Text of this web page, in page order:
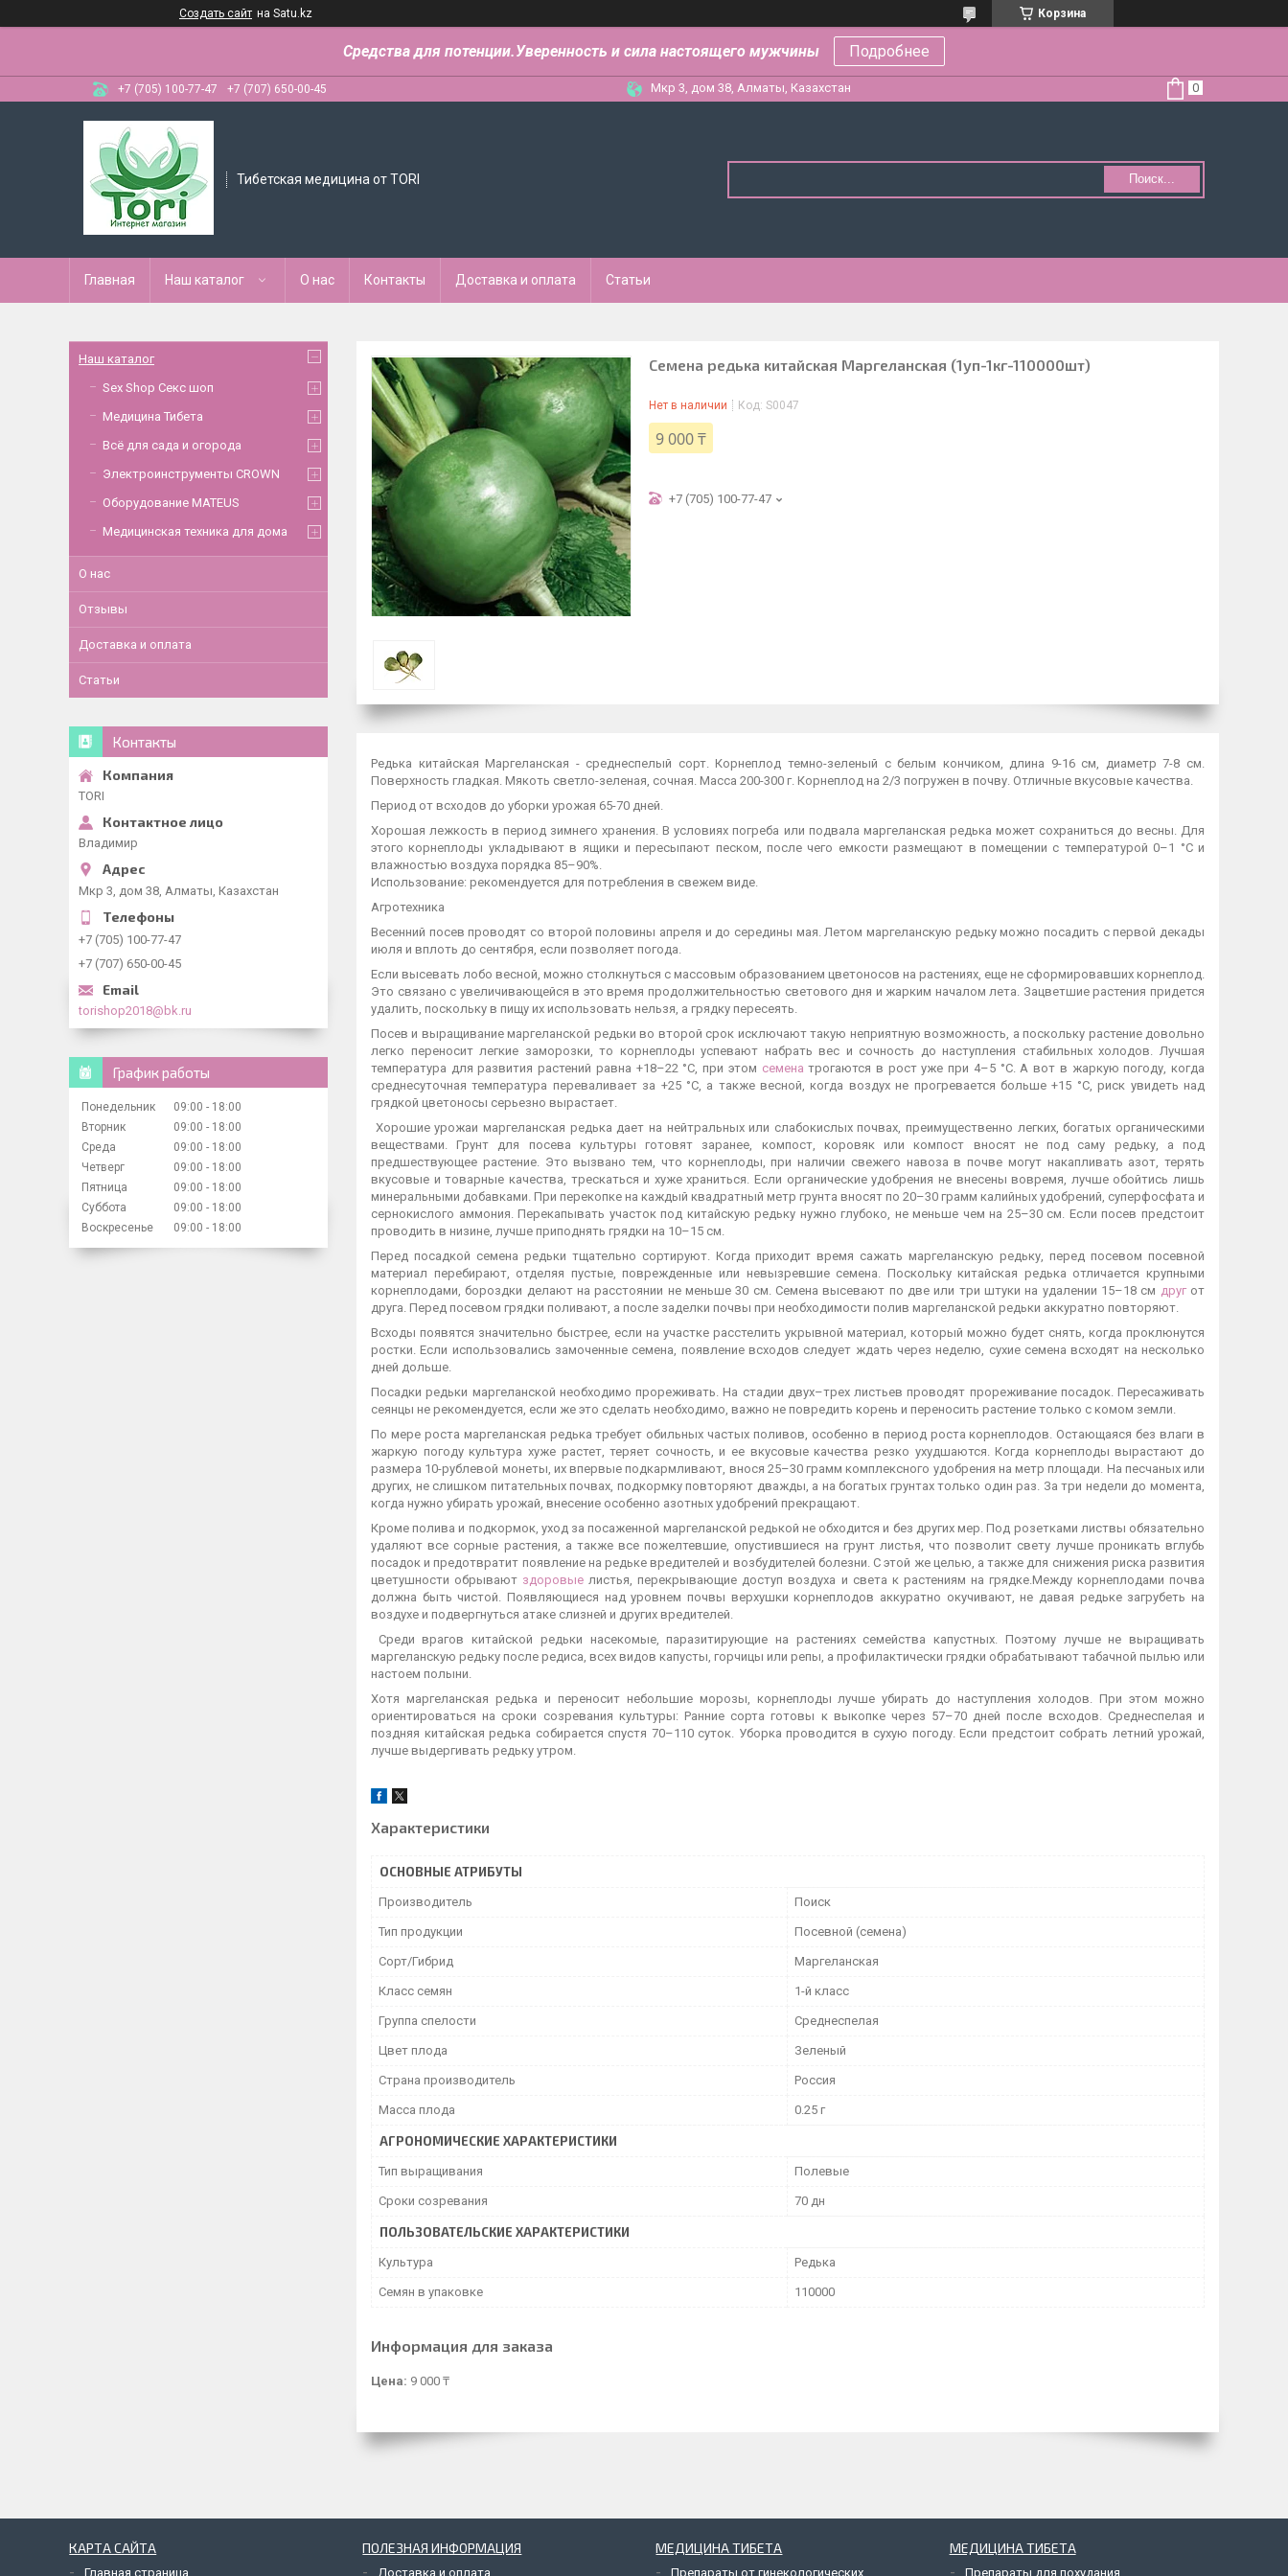
Создать сайт на Satu.kz Корзина
Средства для потенции.Уверенность и сила настоящего мужчины Подробнее
+7 (705) 100-77-47 +7 (707) 650-00-45 Мкр 3, дом 38, Алматы, Казахстан
Тибетская медицина от TORI Поиск...
Главная Наш каталог О нас Контакты Доставка и оплата Статьи
Семена редька китайская Маргеланская (1уп-1кг-110000шт)
Нет в наличии Код: S0047
9 000 ₸
+7 (705) 100-77-47
Редька китайская Маргеланская - среднеспелый сорт. Корнеплод темно-зеленый с белым кончиком, длина 9-16 см, диаметр 7-8 см.
Поверхность гладкая. Мякоть светло-зеленая, сочная. Масса 200-300 г. Корнеплод на 2/3 погружен в почву. Отличные вкусовые качества.
Период от всходов до уборки урожая 65-70 дней.
Хорошая лежкость в период зимнего хранения. В условиях погреба или подвала маргеланская редька может сохраниться до весны. Для
этого корнеплоды укладывают в ящики и пересыпают песком, после чего емкости размещают в помещении с температурой 0–1 °C и
влажностью воздуха порядка 85–90%.
Использование: рекомендуется для потребления в свежем виде.
Агротехника
Весенний посев проводят со второй половины апреля и до середины мая. Летом маргеланскую редьку можно посадить с первой декады
июля и вплоть до сентября, если позволяет погода.
Если высевать лобо весной, можно столкнуться с массовым образованием цветоносов на растениях, еще не сформировавших корнеплод.
Это связано с увеличивающейся в это время продолжительностью светового дня и жарким началом лета. Зацветшие растения придется
удалить, поскольку в пищу их использовать нельзя, а грядку пересеять.
Посев и выращивание маргеланской редьки во второй срок исключают такую неприятную возможность, а поскольку растение довольно
легко переносит легкие заморозки, то корнеплоды успевают набрать вес и сочность до наступления стабильных холодов. Лучшая
температура для развития растений равна +18–22 °C, при этом семена трогаются в рост уже при 4–5 °C. А вот в жаркую погоду, когда
среднесуточная температура переваливает за +25 °C, а также весной, когда воздух не прогревается больше +15 °C, риск увидеть над
грядкой цветоносы серьезно вырастает.
Хорошие урожаи маргеланская редька дает на нейтральных или слабокислых почвах, преимущественно легких, богатых органическими
веществами. Грунт для посева культуры готовят заранее, компост, коровяк или компост вносят не под саму редьку, а под
предшествующее растение. Это вызвано тем, что корнеплоды, при наличии свежего навоза в почве могут накапливать азот, терять
вкусовые и товарные качества, трескаться и хуже храниться. Если органические удобрения не внесены вовремя, лучше обойтись лишь
минеральными добавками. При перекопке на каждый квадратный метр грунта вносят по 20–30 грамм калийных удобрений, суперфосфата и
сернокислого аммония. Перекапывать участок под китайскую редьку нужно глубоко, не меньше чем на 25–30 см. Если посев предстоит
проводить в низине, лучше приподнять грядки на 10–15 см.
Перед посадкой семена редьки тщательно сортируют. Когда приходит время сажать маргеланскую редьку, перед посевом посевной
материал перебирают, отделяя пустые, поврежденные или невызревшие семена. Поскольку китайская редька отличается крупными
корнеплодами, бороздки делают на расстоянии не меньше 30 см. Семена высевают по две или три штуки на удалении 15–18 см другот
друга. Перед посевом грядки поливают, а после заделки почвы при необходимости полив маргеланской редьки аккуратно повторяют.
Всходы появятся значительно быстрее, если на участке расстелить укрывной материал, который можно будет снять, когда проклюнутся
ростки. Если использовались замоченные семена, появление всходов следует ждать через неделю, сухие семена всходят на несколько
дней дольше.
Посадки редьки маргеланской необходимо прореживать. На стадии двух–трех листьев проводят прореживание посадок. Пересаживать
сеянцы не рекомендуется, если же это сделать необходимо, важно не повредить корень и переносить растение только с комом земли.
По мере роста маргеланская редька требует обильных частых поливов, особенно в период роста корнеплодов. Остающаяся без влаги в
жаркую погоду культура хуже растет, теряет сочность, и ее вкусовые качества резко ухудшаются. Когда корнеплоды вырастают до
размера 10-рублевой монеты, их впервые подкармливают, внося 25–30 грамм комплексного удобрения на метр площади. На песчаных или
других, не слишком питательных почвах, подкормку повторяют дважды, а на богатых грунтах только один раз. За три недели до момента,
когда нужно убирать урожай, внесение особенно азотных удобрений прекращают.
Кроме полива и подкормок, уход за посаженной маргеланской редькой не обходится и без других мер. Под розетками листвы обязательно
удаляют все сорные растения, а также все пожелтевшие, опустившиеся на грунт листья, что позволит свету лучше проникать вглубь
посадок и предотвратит появление на редьке вредителей и возбудителей болезни. С этой же целью, а также для снижения риска развития
цветушности обрывают здоровые листья, перекрывающие доступ воздуха и света к растениям на грядке.Между корнеплодами почва
должна быть чистой. Появляющиеся над уровнем почвы верхушки корнеплодов аккуратно окучивают, не давая редьке загрубеть на
воздухе и подвергнуться атаке слизней и других вредителей.
Среди врагов китайской редьки насекомые, паразитирующие на растениях семейства капустных. Поэтому лучше не выращивать
маргеланскую редьку после редиса, всех видов капусты, горчицы или репы, а профилактически грядки обрабатывают табачной пылью или
настоем полыни.
Хотя маргеланская редька и переносит небольшие морозы, корнеплоды лучше убирать до наступления холодов. При этом можно
ориентироваться на сроки созревания культуры: Ранние сорта готовы к выкопке через 57–70 дней после всходов. Среднеспелая и
поздняя китайская редька собирается спустя 70–110 суток. Уборка проводится в сухую погоду. Если предстоит собрать летний урожай,
лучше выдергивать редьку утром.
Характеристики
ОСНОВНЫЕ АТРИБУТЫ
Производитель Поиск
Тип продукции Посевной (семена)
Сорт/Гибрид Маргеланская
Класс семян 1-й класс
Группа спелости Среднеспелая
Цвет плода Зеленый
Страна производитель Россия
Масса плода 0.25 г
АГРОНОМИЧЕСКИЕ ХАРАКТЕРИСТИКИ
Тип выращивания Полевые
Сроки созревания 70 дн
ПОЛЬЗОВАТЕЛЬСКИЕ ХАРАКТЕРИСТИКИ
Культура Редька
Семян в упаковке 110000
Информация для заказа
Цена: 9 000 ₸
Наш каталог
Sex Shop Секс шоп
Медицина Тибета
Всё для сада и огорода
Электроинструменты CROWN
Оборудование MATEUS
Медицинская техника для дома
О нас
Отзывы
Доставка и оплата
Статьи
Контакты
TORI
Владимир
Мкр 3, дом 38, Алматы, Казахстан
+7 (705) 100-77-47
+7 (707) 650-00-45
torishop2018@bk.ru
График работы
Понедельник 09:00
18:00
Вторник
09:00
18:00
Среда
09:00
18:00
Четверг
09:00
18:00
Пятница
09:00
18:00
Суббота
09:00
18:00
Воскресенье
09:00 18:00
КАРТА САЙТА
Главная страница
ПОЛЕЗНАЯ ИНФОРМАЦИЯ
Доставка и оплата
МЕДИЦИНА ТИБЕТА
Препараты от гинекологических
МЕДИЦИНА ТИБЕТА
Препараты для похудания